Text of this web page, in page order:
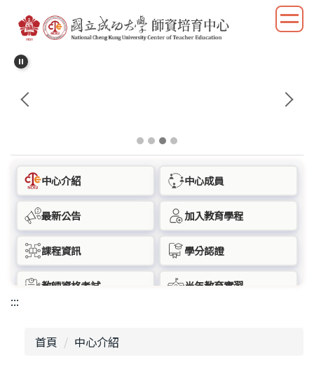
要
中心介紹 中心成員
最新公告 加入教育學程
課程資訊 學分認證
教師資格考試 半年教育實習
:::
首頁 中心介紹